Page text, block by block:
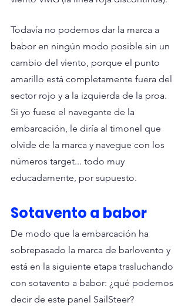
Todavía no podemos dar la marca a
babor en ningún modo posible sin un
cambio del viento, porque el punto
amarillo está completamente fuera del
sector rojo y a la izquierda de la proa.
Si yo fuese el navegante de la
embarcación, le diría al timonel que
olvide de la marca y navegue con los
números target... todo muy
educadamente, por supuesto.
Sotavento a babor
De modo que la embarcación ha
sobrepasado la marca de barlovento y
está en la siguiente etapa trasluchando
con sotavento a babor: ¿qué podemos
decir de este panel SailSteer?